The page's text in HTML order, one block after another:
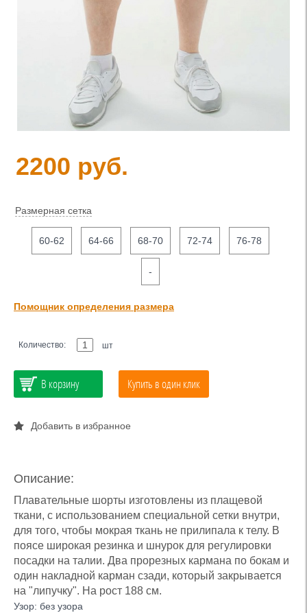
2200 руб.
Размерная сетка
60-62 64-66 68-70 72-74 76-78
-
Помощник определения размера
Количество: шт
В корзину Купить в один клик
Добавить в избранное
Описание:
Плавательные шорты изготовлены из плащевой
ткани, с использованием специальной сетки внутри,
для того, чтобы мокрая ткань не прилипала к телу. В
поясе широкая резинка и шнурок для регулировки
посадки на талии. Два прорезных кармана по бокам и
один накладной карман сзади, который закрывается
на "липучку". На рост 188 см.
Узор: без узора